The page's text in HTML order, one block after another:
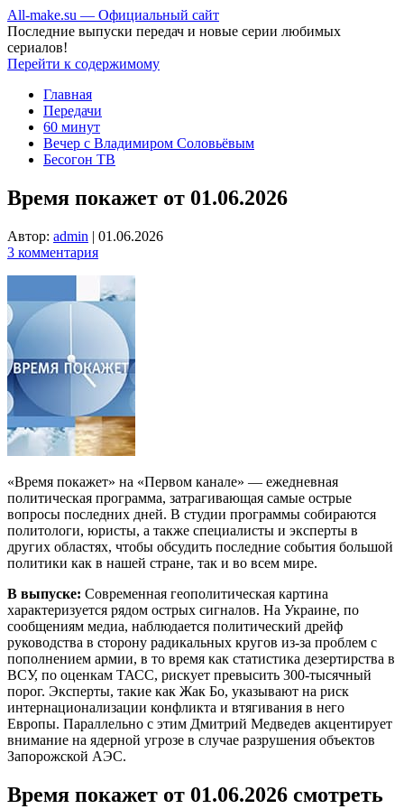
All-make.su — Официальный сайт
Последние выпуски передач и новые серии любимых
сериалов!
Перейти к содержимому
Главная
Передачи
60 минут
Вечер с Владимиром Соловьёвым
Бесогон ТВ
Время покажет от 01.06.2026
Автор: admin | 01.06.2026
3 комментария
«Время покажет» на «Первом канале» — ежедневная
политическая программа, затрагивающая самые острые
вопросы последних дней. В студии программы собираются
политологи, юристы, а также специалисты и эксперты в
других областях, чтобы обсудить последние события большой
политики как в нашей стране, так и во всем мире.
В выпуске: Современная геополитическая картина
характеризуется рядом острых сигналов. На Украине, по
сообщениям медиа, наблюдается политический дрейф
руководства в сторону радикальных кругов из-за проблем с
пополнением армии, в то время как статистика дезертирства в
ВСУ, по оценкам ТАСС, рискует превысить 300-тысячный
порог. Эксперты, такие как Жак Бо, указывают на риск
интернационализации конфликта и втягивания в него
Европы. Параллельно с этим Дмитрий Медведев акцентирует
внимание на ядерной угрозе в случае разрушения объектов
Запорожской АЭС.
Время покажет от 01.06.2026 смотреть